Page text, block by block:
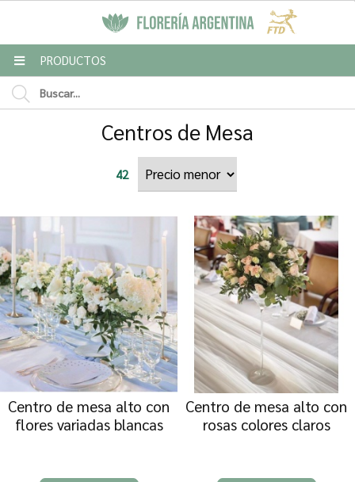
Enviar a email
MI COMPRA
PRODUCTOS
Centros de Mesa
42
Centro de mesa alto con
flores variadas blancas
Centro de mesa alto con
rosas colores claros